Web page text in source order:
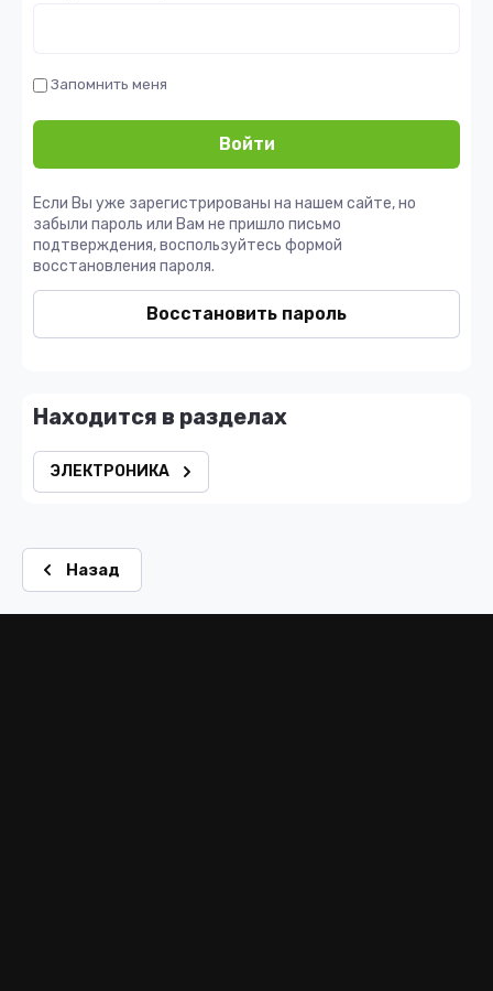
Запомнить меня
Войти
Если Вы уже зарегистрированы на нашем сайте, но
забыли пароль или Вам не пришло письмо
подтверждения, воспользуйтесь формой
восстановления пароля.
Восстановить пароль
Находится в разделах
ЭЛЕКТРОНИКА
Назад